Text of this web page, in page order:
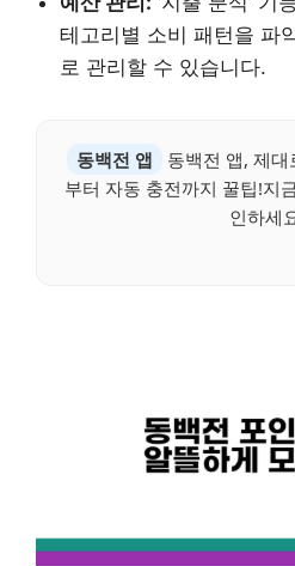
테고리별 소비 패턴을 파
로 관리할 수 있습니다.
동백전 앱
동백전 앱, 제대
부터 자동 충전까지 꿀팁!지
인하세